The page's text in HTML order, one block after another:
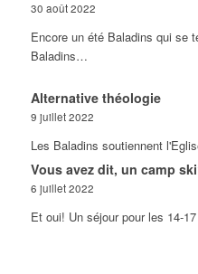
30 août 2022
Encore un été Baladins qui se
Baladins…
Alternative théologie
9 juillet 2022
Les Baladins soutiennent
Vous avez dit, un camp
6 juillet 2022
Et oui! Un séjour pour les 14-